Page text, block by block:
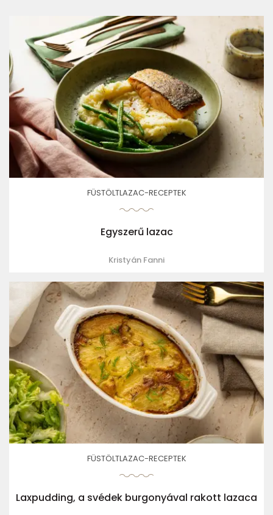
FÜSTÖLTLAZAC-RECEPTEK
Egyszerű lazac
Kristyán Fanni
FÜSTÖLTLAZAC-RECEPTEK
Laxpudding, a svédek burgonyával rakott lazaca